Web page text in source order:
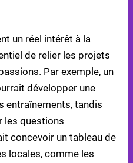
un réel intérêt à la
de relier les projets
Par exemple, un
développer une
entraînements, tandis
les questions
concevoir un tableau de
locales, comme les